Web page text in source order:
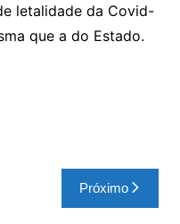
letalidade da Covid-
que a do Estado.
Próximo